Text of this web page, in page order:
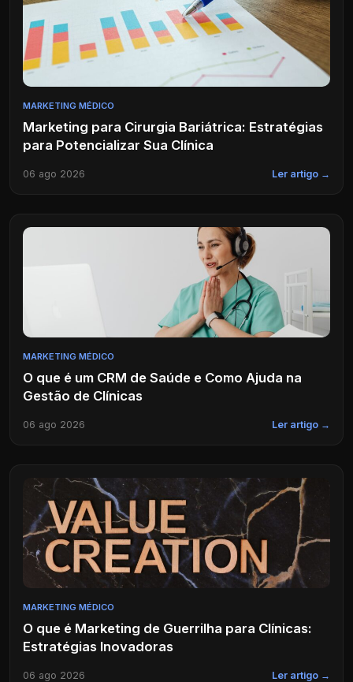
MARKETING MÉDICO
Marketing para Cirurgia Bariátrica: Estratégias
para Potencializar Sua Clínica
06 ago 2026 Ler artigo →
MARKETING MÉDICO
O que é um CRM de Saúde e Como Ajuda na
Gestão de Clínicas
06 ago 2026 Ler artigo →
MARKETING MÉDICO
O que é Marketing de Guerrilha para Clínicas:
Estratégias Inovadoras
06 ago 2026 Ler artigo →